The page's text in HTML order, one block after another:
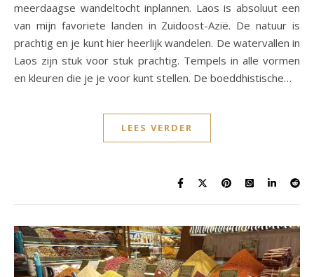
meerdaagse wandeltocht inplannen. Laos is absoluut een
van mijn favoriete landen in Zuidoost-Azië. De natuur is
prachtig en je kunt hier heerlijk wandelen. De watervallen in
Laos zijn stuk voor stuk prachtig. Tempels in alle vormen
en kleuren die je je voor kunt stellen. De boeddhistische…
LEES VERDER